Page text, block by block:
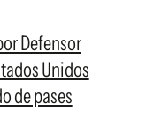
Defensor
Unidos
de pases